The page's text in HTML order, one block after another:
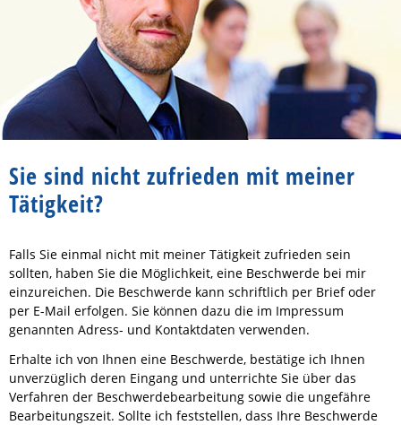
Sie sind nicht zufrieden mit meiner
Tätigkeit?
Falls Sie einmal nicht mit meiner Tätigkeit zufrieden sein
sollten, haben Sie die Möglichkeit, eine Beschwerde bei mir
einzureichen. Die Beschwerde kann schriftlich per Brief oder
per E-Mail erfolgen. Sie können dazu die im Impressum
genannten Adress- und Kontaktdaten verwenden.
Erhalte ich von Ihnen eine Beschwerde, bestätige ich Ihnen
unverzüglich deren Eingang und unterrichte Sie über das
Verfahren der Beschwerdebearbeitung sowie die ungefähre
Bearbeitungszeit. Sollte ich feststellen, dass Ihre Beschwerde